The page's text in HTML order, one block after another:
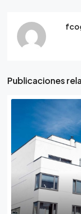
Publicaciones